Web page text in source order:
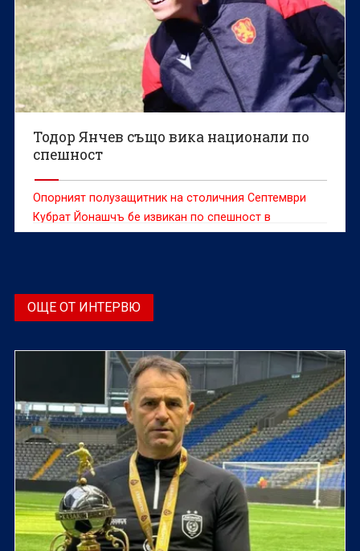
Тодор Янчев също вика национали по
спешност
Опорният полузащитник на столичния Септември
Кубрат Йонашчъ бе извикан по спешност в
младежкия национален отбор на България за
ОЩЕ ОТ ИНТЕРВЮ